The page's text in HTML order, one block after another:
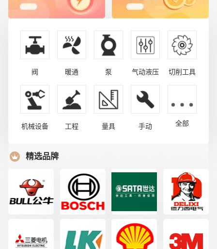
阀 暖通 泵 气动液压 切削工具
机械设备 工程 量具 手动 全部
精选品牌